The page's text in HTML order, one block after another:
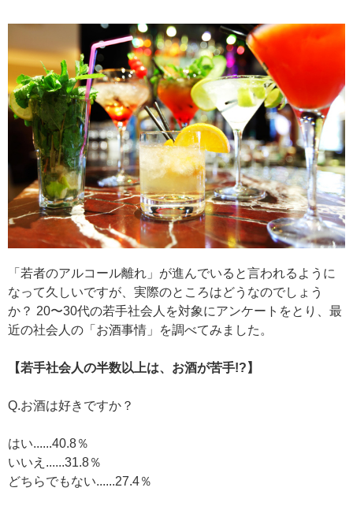
「若者のアルコール離れ」が進んでいると言われるように
なって久しいですが、実際のところはどうなのでしょう
か？ 20〜30代の若手社会人を対象にアンケートをとり、最
近の社会人の「お酒事情」を調べてみました。
【若手社会人の半数以上は、お酒が苦手!?】
Q.お酒は好きですか？
はい......40.8％
いいえ......31.8％
どちらでもない......27.4％